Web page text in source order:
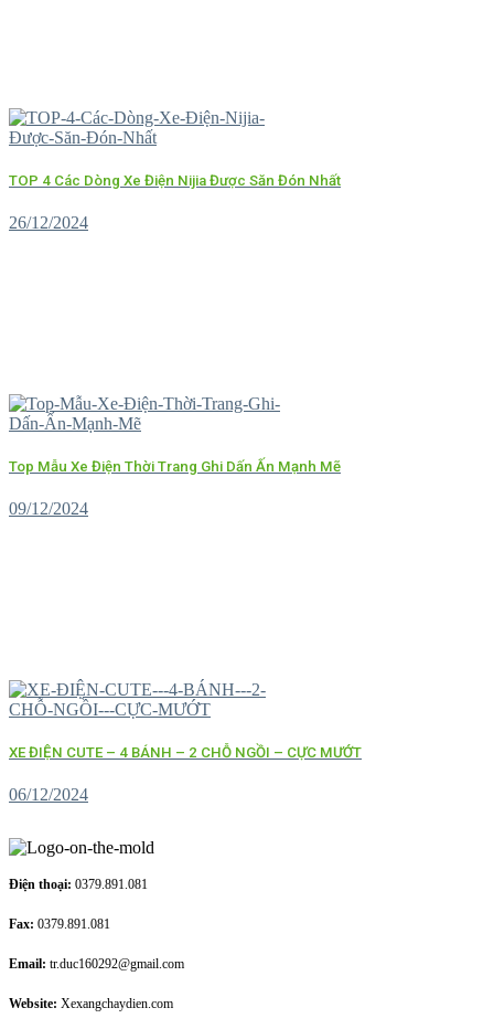
TOP 4 Các Dòng Xe Điện Nijia Được Săn Đón Nhất
26/12/2024
Top Mẫu Xe Điện Thời Trang Ghi Dấn Ấn Mạnh Mẽ
09/12/2024
XE ĐIỆN CUTE – 4 BÁNH – 2 CHỖ NGỒI – CỰC MƯỚT
06/12/2024
Điện thoại: 0379.891.081
Fax: 0379.891.081
Email: tr.duc160292@gmail.com
Website: Xexangchaydien.com